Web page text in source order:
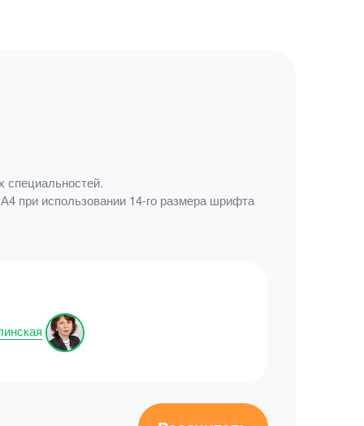
специальностей.
при использовании 14-го размера шрифта